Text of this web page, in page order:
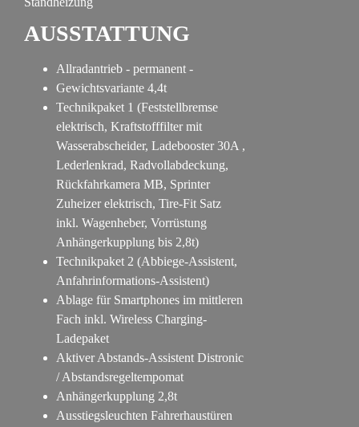
AUSSTATTUNG
Allradantrieb - permanent -
Gewichtsvariante 4,4t
Technikpaket 1 (Feststellbremse
elektrisch, Kraftstofffilter mit
Wasserabscheider, Ladebooster 30A ,
Lederlenkrad, Radvollabdeckung,
Rückfahrkamera MB, Sprinter
Zuheizer elektrisch, Tire-Fit Satz
inkl. Wagenheber, Vorrüstung
Anhängerkupplung bis 2,8t)
Technikpaket 2 (Abbiege-Assistent,
Anfahrinformations-Assistent)
Ablage für Smartphones im mittleren
Fach inkl. Wireless Charging-
Ladepaket
Aktiver Abstands-Assistent Distronic
/ Abstandsregeltempomat
Anhängerkupplung 2,8t
Ausstiegsleuchten Fahrerhaustüren